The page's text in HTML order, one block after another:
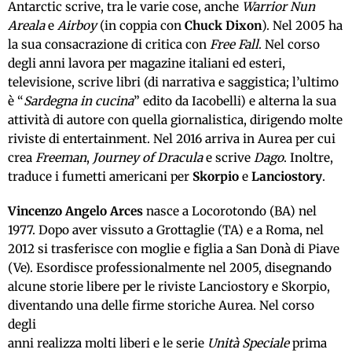
Antarctic scrive, tra le varie cose, anche Warrior Nun
Arealae Airboy(in coppia con Chuck Dixon). Nel 2005 ha
la sua consacrazione di critica con Free Fall. Nel corso
degli anni lavora per magazine italiani ed esteri,
televisione, scrive libri (di narrativa e saggistica; l’ultimo
è “Sardegna in cucina” edito da Iacobelli) e alterna la sua
attività di autore con quella giornalistica, dirigendo molte
riviste di entertainment. Nel 2016 arriva in Aurea per cui
crea Freeman, Journey of Draculae scrive Dago. Inoltre,
traduce i fumetti americani per Skorpio e Lanciostory.
Vincenzo Angelo Arces nasce a Locorotondo (BA) nel
1977. Dopo aver vissuto a Grottaglie (TA) e a Roma, nel
2012 si trasferisce con moglie e figlia a San Donà di Piave
(Ve). Esordisce professionalmente nel 2005, disegnando
alcune storie libere per le riviste Lanciostory e Skorpio,
diventando una delle firme storiche Aurea. Nel corso
degli
anni realizza molti liberi e le serie Unità Specialeprima